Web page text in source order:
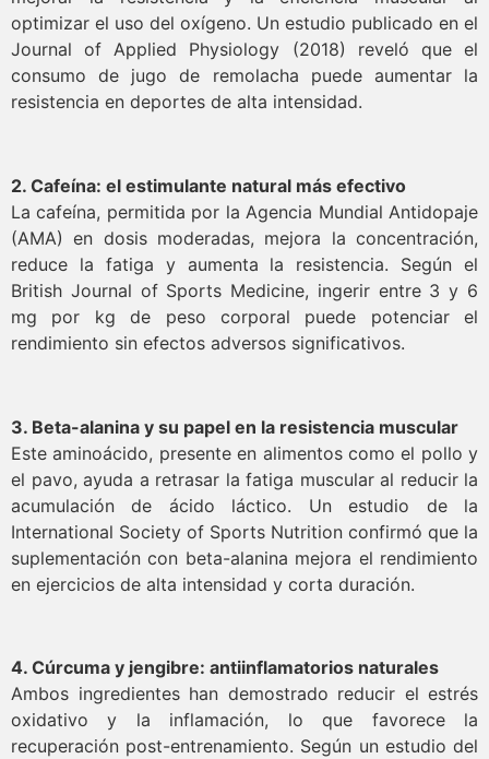
optimizar el uso del oxígeno. Un estudio publicado en el
Journal of Applied Physiology (2018) reveló que el
consumo de jugo de remolacha puede aumentar la
resistencia en deportes de alta intensidad.
2. Cafeína: el estimulante natural más efectivo
La cafeína, permitida por la Agencia Mundial Antidopaje
(AMA) en dosis moderadas, mejora la concentración,
reduce la fatiga y aumenta la resistencia. Según el
British Journal of Sports Medicine, ingerir entre 3 y 6
mg por kg de peso corporal puede potenciar el
rendimiento sin efectos adversos significativos.
3. Beta-alanina y su papel en la resistencia muscular
Este aminoácido, presente en alimentos como el pollo y
el pavo, ayuda a retrasar la fatiga muscular al reducir la
acumulación de ácido láctico. Un estudio de la
International Society of Sports Nutrition confirmó que la
suplementación con beta-alanina mejora el rendimiento
en ejercicios de alta intensidad y corta duración.
4. Cúrcuma y jengibre: antiinflamatorios naturales
Ambos ingredientes han demostrado reducir el estrés
oxidativo y la inflamación, lo que favorece la
recuperación post-entrenamiento. Según un estudio del